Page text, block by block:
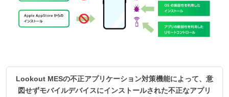
Lookout MESの不正アプリケーション対策機能によって、意
図せずモバイルデバイスにインストールされた不正なアプリ